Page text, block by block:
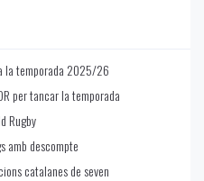
la temporada 2025/26
per tancar la temporada
Rugby
amb descompte
catalanes de seven